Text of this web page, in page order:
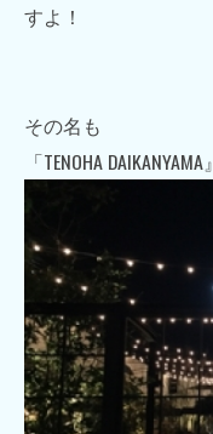
すよ！
その名も
「TENOHA DAIKANYAMA』